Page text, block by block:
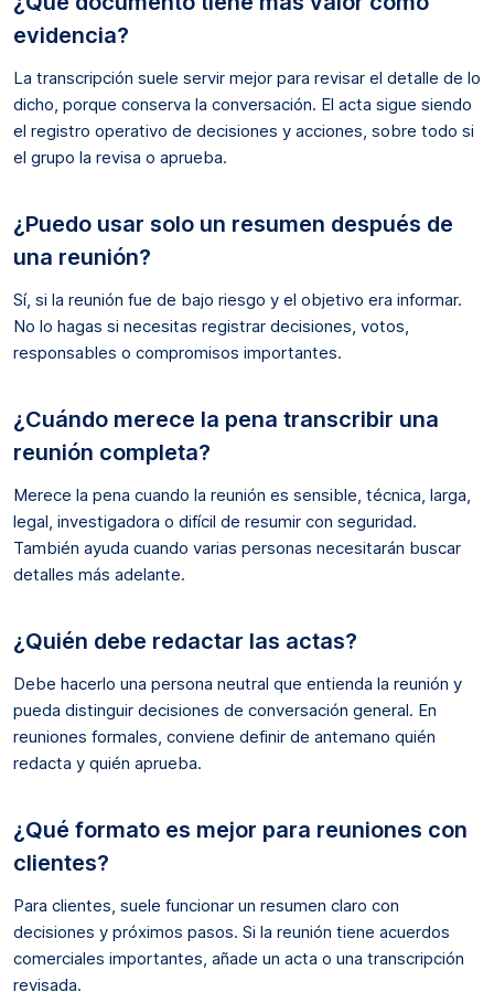
evidencia?
La transcripción suele servir mejor para revisar el detalle de lo
dicho, porque conserva la conversación. El acta sigue siendo
el registro operativo de decisiones y acciones, sobre todo si
el grupo la revisa o aprueba.
¿Puedo usar solo un resumen después de
una reunión?
Sí, si la reunión fue de bajo riesgo y el objetivo era informar.
No lo hagas si necesitas registrar decisiones, votos,
responsables o compromisos importantes.
¿Cuándo merece la pena transcribir una
reunión completa?
Merece la pena cuando la reunión es sensible, técnica, larga,
legal, investigadora o difícil de resumir con seguridad.
También ayuda cuando varias personas necesitarán buscar
detalles más adelante.
¿Quién debe redactar las actas?
Debe hacerlo una persona neutral que entienda la reunión y
pueda distinguir decisiones de conversación general. En
reuniones formales, conviene definir de antemano quién
redacta y quién aprueba.
¿Qué formato es mejor para reuniones con
clientes?
Para clientes, suele funcionar un resumen claro con
decisiones y próximos pasos. Si la reunión tiene acuerdos
comerciales importantes, añade un acta o una transcripción
revisada.